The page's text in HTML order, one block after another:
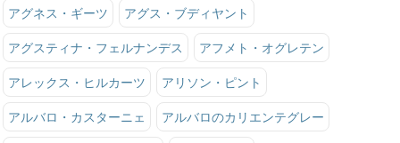
アグネス・ギーツ アグス・ブディヤント
アグスティナ・フェルナンデス アフメト・オグレテン
アレックス・ヒルカーツ アリソン・ピント
アルバロ・カスターニェ アルバロのカリエンテグレー